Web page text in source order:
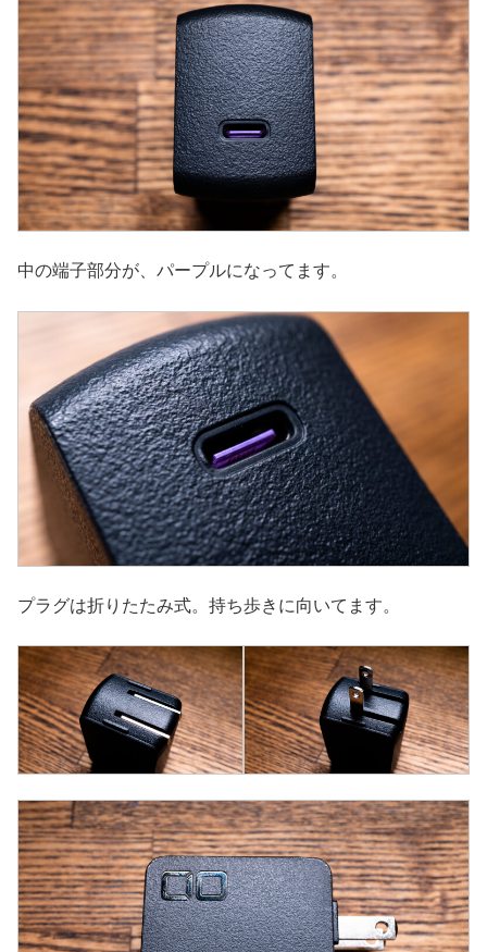
中の端子部分が、パープルになってます。
プラグは折りたたみ式。持ち歩きに向いてます。